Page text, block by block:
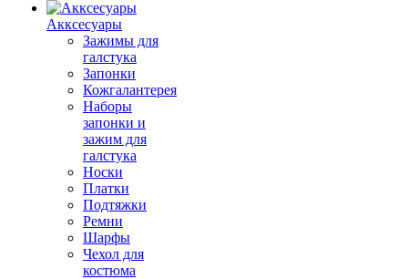
Акксесуары
Зажимы для
галстука
Запонки
Кожгалантерея
Наборы
запонки и
зажим для
галстука
Носки
Платки
Подтяжки
Ремни
Шарфы
Чехол для
костюма